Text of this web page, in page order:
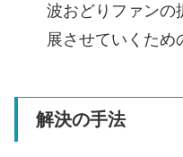
波おどりファンの
展させていくため
解決の手法